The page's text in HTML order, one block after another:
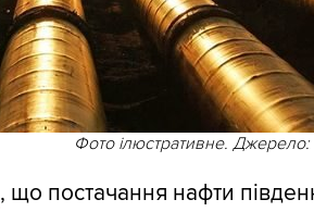
Фото ілюстративне. Джерело:
, що постачання нафти